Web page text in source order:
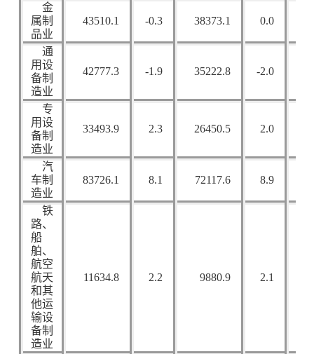
金
属制
品业
43510.1 -0.3 38373.1 0.0
通
用设
备制
造业
42777.3 -1.9 35222.8 -2.0
专
用设
备制
造业
33493.9 2.3 26450.5 2.0
汽
车制
造业
83726.1 8.1 72117.6 8.9
铁
路、
船
舶、
航空
航天
和其
他运
输设
备制
造业
11634.8 2.2 9880.9 2.1